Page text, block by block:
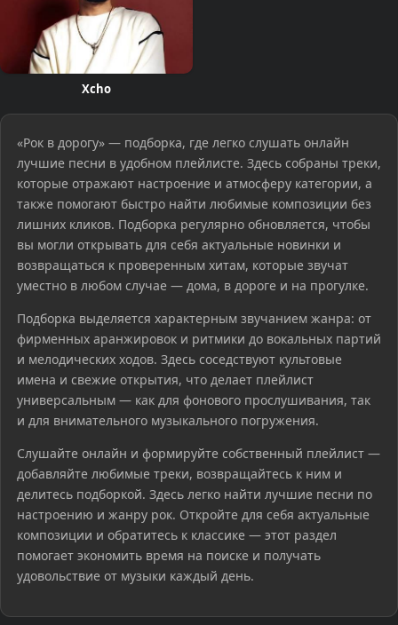
Xcho
«Рок в дорогу» — подборка, где легко слушать онлайн
лучшие песни в удобном плейлисте. Здесь собраны треки,
которые отражают настроение и атмосферу категории, а
также помогают быстро найти любимые композиции без
лишних кликов. Подборка регулярно обновляется, чтобы
вы могли открывать для себя актуальные новинки и
возвращаться к проверенным хитам, которые звучат
уместно в любом случае — дома, в дороге и на прогулке.
Подборка выделяется характерным звучанием жанра: от
фирменных аранжировок и ритмики до вокальных партий
и мелодических ходов. Здесь соседствуют культовые
имена и свежие открытия, что делает плейлист
универсальным — как для фонового прослушивания, так
и для внимательного музыкального погружения.
Слушайте онлайн и формируйте собственный плейлист —
добавляйте любимые треки, возвращайтесь к ним и
делитесь подборкой. Здесь легко найти лучшие песни по
настроению и жанру рок. Откройте для себя актуальные
композиции и обратитесь к классике — этот раздел
помогает экономить время на поиске и получать
удовольствие от музыки каждый день.